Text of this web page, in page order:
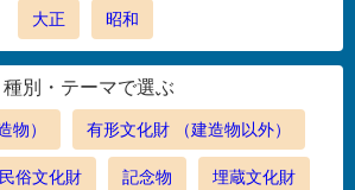
大正 昭和
種別・テーマで選ぶ
物） 有形文化財 （建造物以外）
民俗文化財 記念物 埋蔵文化財